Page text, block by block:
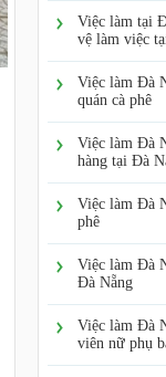
Việc làm tại
vệ làm việc
Việc làm Đà
quán cà phê
Việc làm Đà
hàng tại Đà
Việc làm Đà
phê
Việc làm Đà
Đà Nẵng
Việc làm Đà
viên nữ phụ